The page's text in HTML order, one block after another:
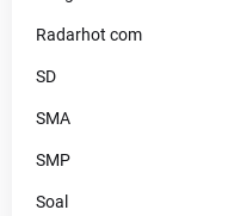
Radarhot com
SD
SMA
SMP
Soal